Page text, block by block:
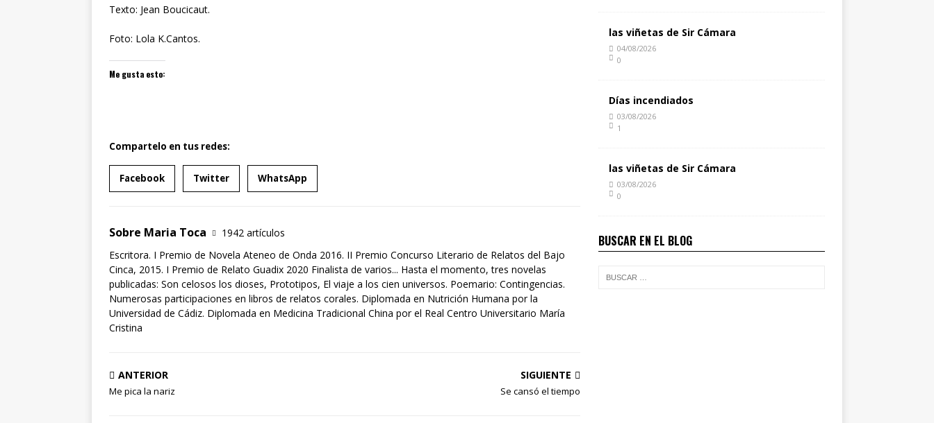
Texto: Jean Boucicaut.
Foto: Lola K.Cantos.
Me gusta esto:
Compartelo en tus redes:
Facebook Twitter WhatsApp
Sobre Maria Toca
1942 artículos
Escritora. I Premio de Novela Ateneo de Onda 2016. II Premio Concurso Literario de Relatos del Bajo
Cinca, 2015. I Premio de Relato Guadix 2020 Finalista de varios... Hasta el momento, tres novelas
publicadas: Son celosos los dioses, Prototipos, El viaje a los cien universos. Poemario: Contingencias.
Numerosas participaciones en libros de relatos corales. Diplomada en Nutrición Humana por la
Universidad de Cádiz. Diplomada en Medicina Tradicional China por el Real Centro Universitario María
Cristina
ANTERIOR
Me pica la nariz
SIGUIENTE
Se cansó el tiempo
las viñetas de Sir Cámara
04/08/2026
0
Días incendiados
03/08/2026
1
las viñetas de Sir Cámara
03/08/2026
0
BUSCAR EN EL BLOG